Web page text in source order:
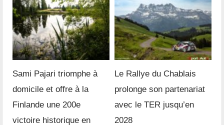
Sami Pajari triomphe à
domicile et offre à la
Finlande une 200e
victoire historique en
Le Rallye du Chablais
prolonge son partenariat
avec le TER jusqu’en
2028